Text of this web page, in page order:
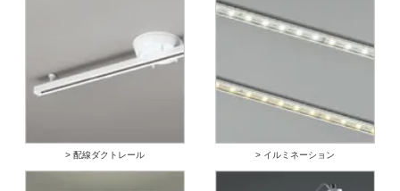
> 配線ダクトレール > イルミネーション